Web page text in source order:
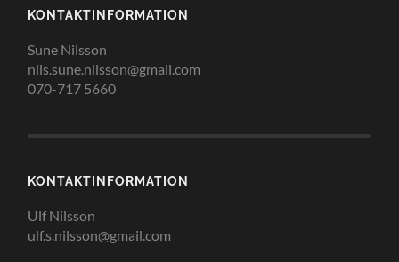
KONTAKTINFORMATION
Sune Nilsson
nils.sune.nilsson@gmail.com
070-717 5660
KONTAKTINFORMATION
Ulf Nilsson
ulf.s.nilsson@gmail.com